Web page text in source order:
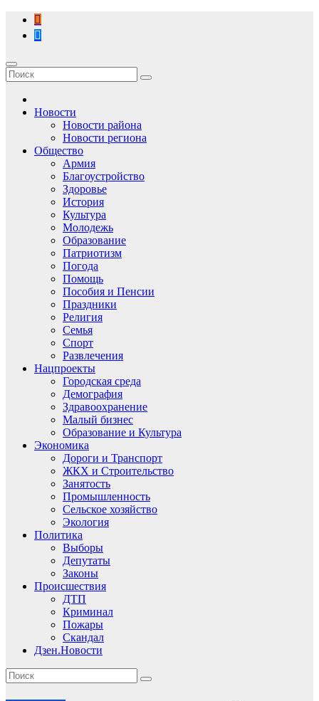
Перейти
содержимому
Новости
Новости района
Новости региона
Общество
Армия
Благоустройство
Здоровье
История
Культура
Молодежь
Образование
Патриотизм
Погода
Помощь
Пособия и Пенсии
Праздники
Религия
Семья
Спорт
Развлечения
Нацпроекты
Городская среда
Демография
Здравоохранение
Малый бизнес
Образование и Культура
Экономика
Дороги и Транспорт
ЖКХ и Строительство
Занятость
Промышленность
Сельское хозяйство
Экология
Политика
Выборы
Депутаты
Законы
Происшествия
ДТП
Криминал
Пожары
Скандал
Дзен.Новости